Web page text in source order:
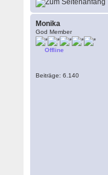
Monika
God Member
Offline
Beiträge: 6.140